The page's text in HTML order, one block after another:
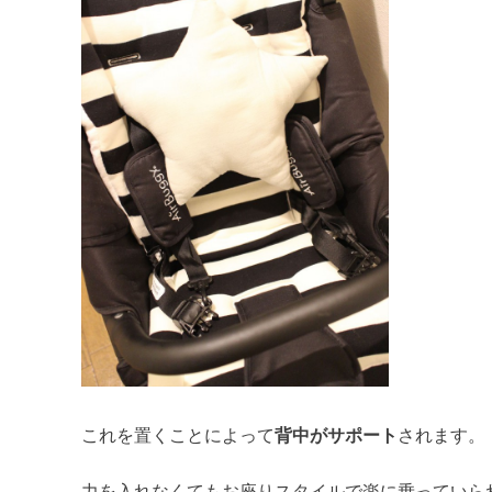
これを置くことによって背中がサポート されます。